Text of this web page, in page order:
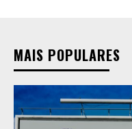
MAIS POPULARES